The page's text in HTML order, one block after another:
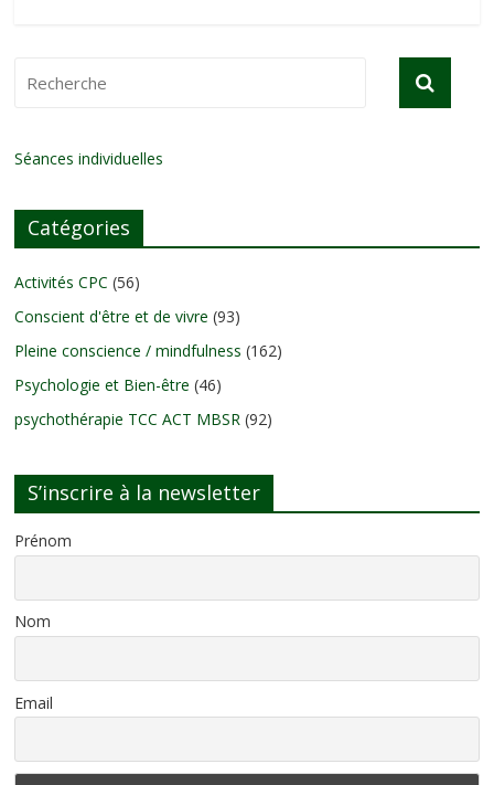
Séances individuelles
Catégories
Activités CPC (56)
Conscient d'être et de vivre (93)
Pleine conscience / mindfulness (162)
Psychologie et Bien-être (46)
psychothérapie TCC ACT MBSR (92)
S’inscrire à la newsletter
Prénom
Nom
Email